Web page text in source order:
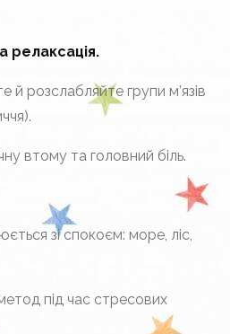
релаксація.
розслабляйте групи м’язів
втому та головний біль.
зі спокоєм: море, ліс,
під час стресових